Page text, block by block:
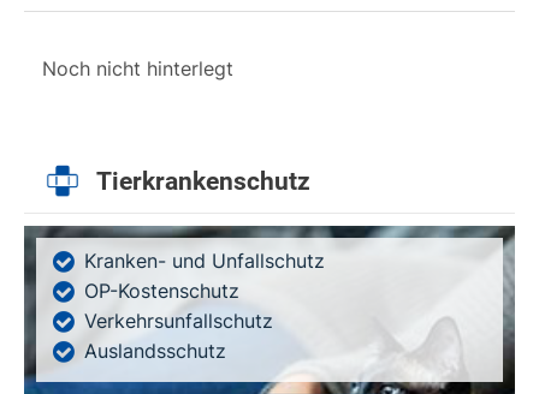
Noch nicht hinterlegt
Tierkrankenschutz
Kranken- und Unfallschutz
OP-Kostenschutz
Verkehrsunfallschutz
Auslandsschutz